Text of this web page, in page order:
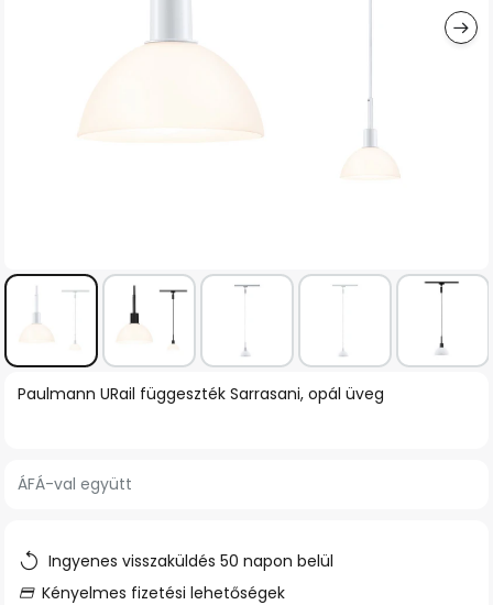
Ugrás
Paulmann URail függeszték Sarrasani, opál üveg
ÁFÁ-val együtt
Ingyenes visszaküldés 50 napon belül
Kényelmes fizetési lehetőségek